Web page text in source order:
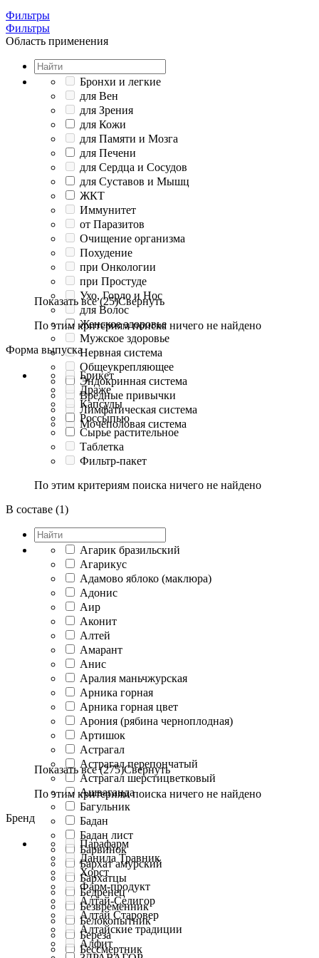
Фильтры
Фильтры
Область применения
Бронхи и легкие
для Вен
для Зрения
для Кожи
для Памяти и Мозга
для Печени
для Сердца и Сосудов
для Суставов и Мышц
ЖКТ
Иммунитет
от Паразитов
Очищение организма
Похудение
при Онкологии
при Простуде
Ухо, Горло и Нос
для Волос
Женское здоровье
Мужское здоровье
Нервная система
Общеукрепляющее
Эндокринная система
Вредные привычки
Лимфатическая система
Мочеполовая система
Показать все (25)Свернуть
По этим критериям поиска ничего не найдено
Форма выпуска
Брикет
Драже
Капсулы
Россыпью
Сырье растительное
Таблетка
Фильтр-пакет
По этим критериям поиска ничего не найдено
В составе (1)
Агарик бразильский
Агарикус
Адамово яблоко (маклюра)
Адонис
Аир
Аконит
Алтей
Амарант
Анис
Аралия маньчжурская
Арника горная
Арника горная цвет
Арония (рябина черноплодная)
Артишок
Астрагал
Астрагал перепончатый
Астрагал шерстицветковый
Ашваганда
Багульник
Бадан
Бадан лист
Барвинок
Бархат амурский
Бархатцы
Бедренец
Безвременник
Белокопытник
Береза
Бессмертник
Показать все (275)Свернуть
По этим критериям поиска ничего не найдено
Бренд
Парафарм
Данила Травник
Хорст
Фарм-продукт
Алтай-Селигор
Алтай Старовер
Алтайские традиции
Алфит